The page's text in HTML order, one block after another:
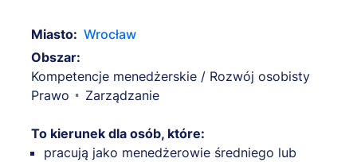
Miasto: Wrocław
Obszar:
Kompetencje menedżerskie / Rozwój osobisty
Prawo
Zarządzanie
To kierunek dla osób, które:
pracują jako menedżerowie średniego lub